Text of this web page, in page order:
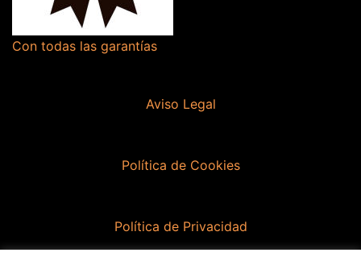
Con todas las garantías
Aviso Legal
Política de Cookies
Política de Privacidad